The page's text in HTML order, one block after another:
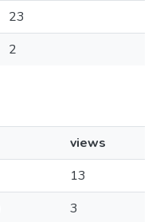
23
2
views
13
3